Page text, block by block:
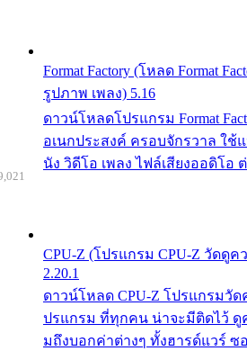
Format Factory (โหลด Format
รูปภาพ เพลง) 5.16
ดาวน์โหลดโปรแกรม Format
อเนกประสงค์ ครอบจักรวาล ใช้
นัง วิดีโอ เพลง ไฟล์เสียงออดิโอ
CPU-Z (โปรแกรม CPU-Z วัดดูค
2.20.1
ดาวน์โหลด CPU-Z โปรแกรมวัด
ปรแกรม ที่ทุกคน น่าจะมีติดไว้ ดูค
มถึงบอกค่าต่างๆ ทั้งฮารด์แวร์ ซ